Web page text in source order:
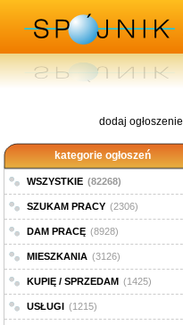
dodaj ogłoszenie
kategorie ogłoszeń
WSZYSTKIE (82268)
SZUKAM PRACY (2306)
DAM PRACĘ (8928)
MIESZKANIA (3126)
KUPIĘ / SPRZEDAM (1425)
USŁUGI (1215)